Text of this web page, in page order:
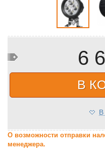
6
В
О возможности отправки
менеджера.